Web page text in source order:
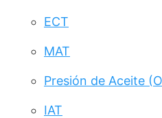
ECT
MAT
Presión de Aceite
IAT